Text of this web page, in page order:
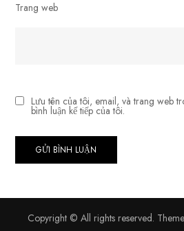
Trang web
Lưu tên của tôi, email, và trang web
bình luận kế tiếp của tôi.
Copyright © All rights reserved.